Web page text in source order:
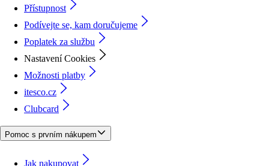
Přístupnost
Podívejte se, kam doručujeme
Poplatek za službu
Nastavení Cookies
Možnosti platby
itesco.cz
Clubcard
Pomoc s prvním nákupem
Jak nakupovat